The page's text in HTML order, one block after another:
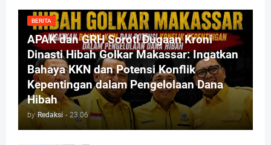
BERITA
APAK dan GRH Soroti Dugaan Kroni
Dinasti Hibah Golkar Makassar: Ingatkan
Bahaya KKN dan Potensi Konflik
Kepentingan dalam Pengelolaan Dana
Hibah
by Redaksi - 23.06